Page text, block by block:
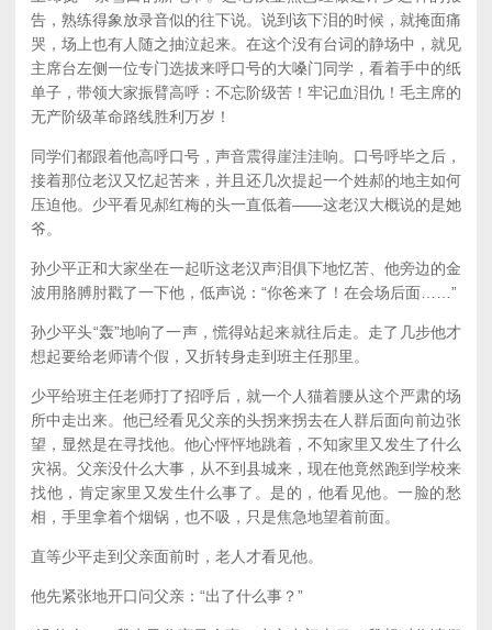
告，熟练得象放录音似的往下说。说到该下泪的时候，就掩面痛
哭，场上也有人随之抽泣起来。在这个没有台词的静场中，就见
主席台左侧一位专门选拔来呼口号的大嗓门同学，看着手中的纸
单子，带领大家振臂高呼：不忘阶级苦！牢记血泪仇！毛主席的
无产阶级革命路线胜利万岁！
同学们都跟着他高呼口号，声音震得崖洼洼响。口号呼毕之后，
接着那位老汉又忆起苦来，并且还几次提起一个姓郝的地主如何
压迫他。少平看见郝红梅的头一直低着——这老汉大概说的是她
爷。
孙少平正和大家坐在一起听这老汉声泪俱下地忆苦、他旁边的金
波用胳膊肘戳了一下他，低声说：“你爸来了！在会场后面……”
孙少平头“轰”地响了一声，慌得站起来就往后走。走了几步他才
想起要给老师请个假，又折转身走到班主任那里。
少平给班主任老师打了招呼后，就一个人猫着腰从这个严肃的场
所中走出来。他已经看见父亲的头拐来拐去在人群后面向前边张
望，显然是在寻找他。他心怦怦地跳着，不知家里又发生了什么
灾祸。父亲没什么大事，从不到县城来，现在他竟然跑到学校来
找他，肯定家里又发生什么事了。是的，他看见他。一脸的愁
相，手里拿着个烟锅，也不吸，只是焦急地望着前面。
直等少平走到父亲面前时，老人才看见他。
他先紧张地开口问父亲：“出了什么事？”